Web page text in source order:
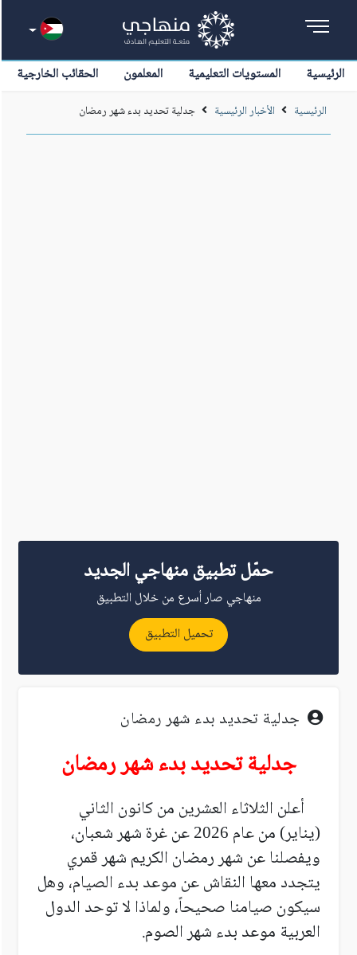
الرئيسية المستويات التعليمية المعلمون الحقائب الخارجية
الرئيسية الأخبار الرئيسية جدلية تحديد بدء شهر رمضان
حمّل تطبيق منهاجي الجديد
منهاجي صار أسرع من خلال التطبيق
تحميل التطبيق
جدلية تحديد بدء شهر رمضان
جدلية تحديد بدء شهر رمضان
أعلن الثلاثاء العشرين من كانون الثاني
(يناير) من عام 2026 عن غرة شهر شعبان،
ويفصلنا عن شهر رمضان الكريم شهر قمري
يتجدد معها النقاش عن موعد بدء الصيام، وهل
سيكون صيامنا صحيحاً، ولماذا لا توحد الدول
العربية موعد بدء شهر الصوم.